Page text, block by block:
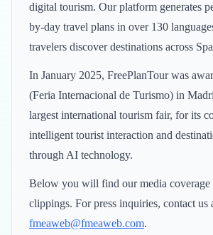
digital tourism. Our platform generates
by-day travel plans in over 130
travelers discover destinations across
In January 2025, FreePlanTour was
(Feria Internacional de Turismo) in
largest international tourism fair, for its
intelligent tourist interaction and
through AI technology.
Below you will find our media coverage
clippings. For press inquiries, contact us
fmeaweb@fmeaweb.com.